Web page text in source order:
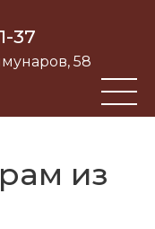
37
58
из